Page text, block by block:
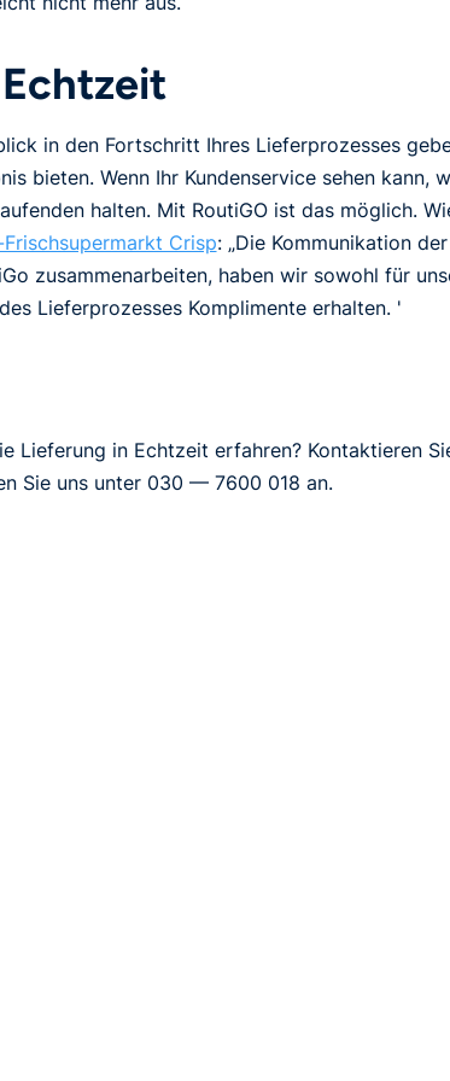
in den Fortschritt Ihres Lieferprozesses
bieten. Wenn Ihr Kundenservice sehen kann,
halten. Mit RoutiGO ist das möglich.
Frischsupermarkt Crisp: „Die Kommunikation
zusammenarbeiten, haben wir sowohl für
Lieferprozesses Komplimente erhalten. '
Lieferung in Echtzeit erfahren? Kontaktieren
Sie uns unter 030 — 7600 018 an.